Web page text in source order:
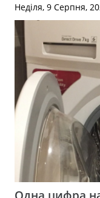
Неділя, 9 Серпня,